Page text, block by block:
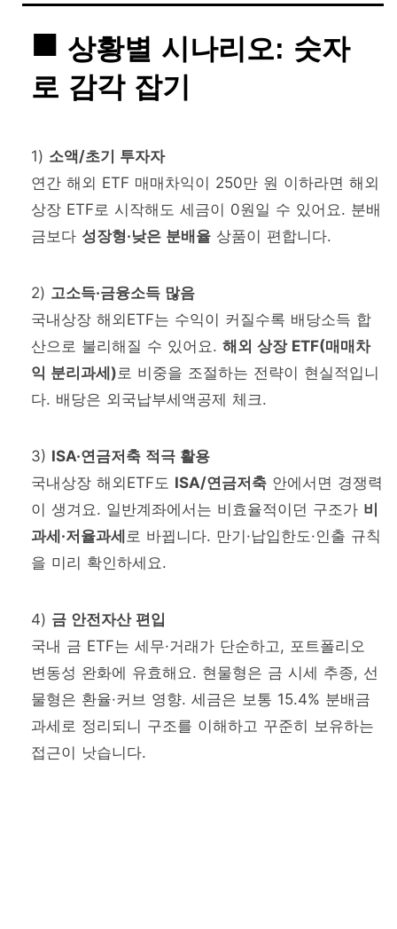
상황별 시나리오: 숫자
로 감각 잡기
1) 소액/초기 투자자
연간 해외 ETF 매매차익이 250만 원 이하라면 해외
상장 ETF로 시작해도 세금이 0원일 수 있어요. 분배
금보다 성장형·낮은 분배율 상품이 편합니다.
2) 고소득·금융소득 많음
국내상장 해외ETF는 수익이 커질수록 배당소득 합
산으로 불리해질 수 있어요. 해외 상장 ETF(매매차
익 분리과세) 로 비중을 조절하는 전략이 현실적입니
다. 배당은 외국납부세액공제 체크.
3) ISA·연금저축 적극 활용
국내상장 해외ETF도 ISA/연금저축 안에서면 경쟁력
이 생겨요. 일반계좌에서는 비효율적이던 구조가 비
과세·저율과세 로 바뀝니다. 만기·납입한도·인출 규칙
을 미리 확인하세요.
4) 금 안전자산 편입
국내 금 ETF는 세무·거래가 단순하고, 포트폴리오
변동성 완화에 유효해요. 현물형은 금 시세 추종, 선
물형은 환율·커브 영향. 세금은 보통 15.4% 분배금
과세로 정리되니 구조를 이해하고 꾸준히 보유하는
접근이 낫습니다.